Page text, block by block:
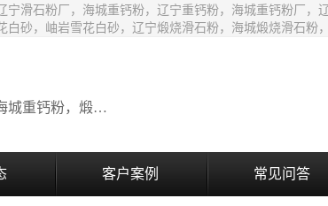
滑石粉厂，海城重钙粉，辽宁重钙粉，海城重钙粉厂，
砂，岫岩雪花白砂，辽宁煅烧滑石粉，海城煅烧滑石粉
生产销售：海城滑石粉，辽宁滑石粉，重钙粉，海城重钙粉，煅烧滑石颗粒等系列产品
客户案例 常见问答